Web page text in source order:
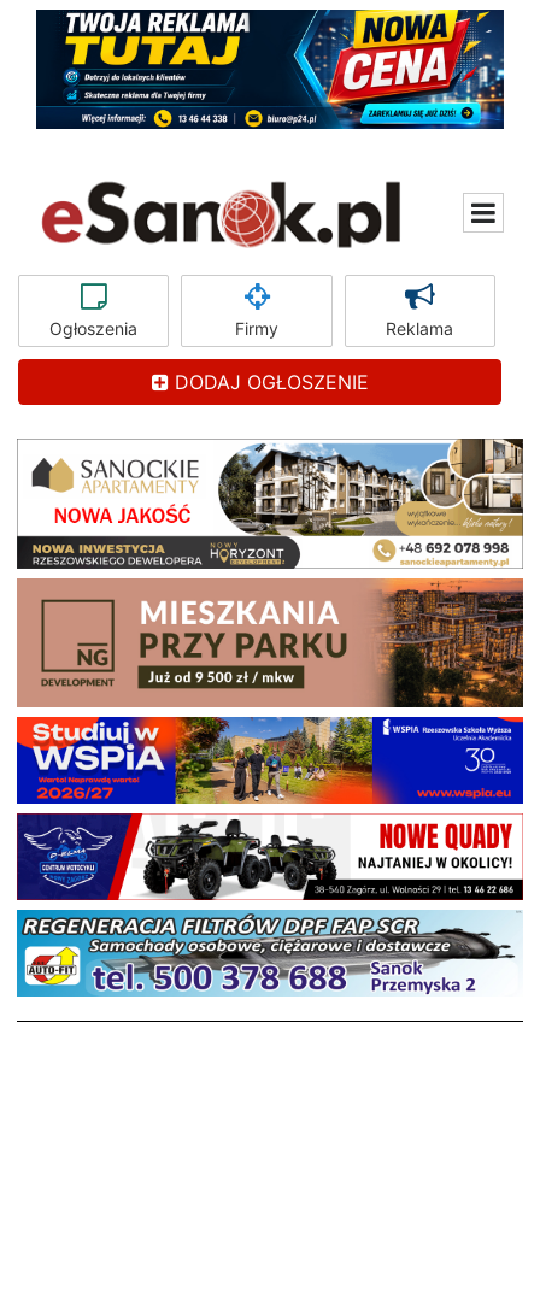
Ogłoszenia Firmy Reklama
DODAJ OGŁOSZENIE